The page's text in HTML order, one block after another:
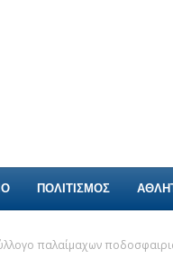
ΠΟΛΙΤΙΣΜΟΣ
παλαίμαχων